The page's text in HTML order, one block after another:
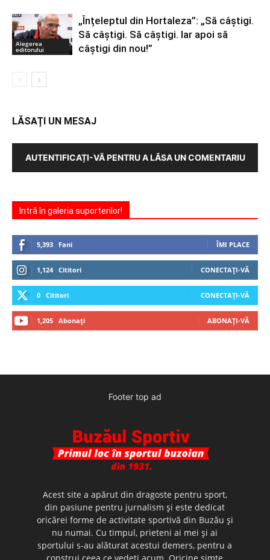
Alegerea
editorului
„Înțeleptul din Hortaleza”: „Să câștigi.
Să câștigi. Să câștigi. Iar apoi să
câștigi din nou!”
LĂSAȚI UN MESAJ
AUTENTIFICAȚI-VĂ PENTRU A LĂSA UN COMENTARIU
Intră în galeria suporterilor!
5,393 Fani ÎMI PLACE
1,124 Cititori CONECTAȚI-VĂ
0 Cititori CONECTAȚI-VĂ
1,205 Abonați ABONAȚI-VĂ
Footer top ad
Acest site a apărut din dragoste pentru sport,
din pasiune pentru jurnalism şi este dedicat
oricărei forme de activitate sportivă din Buzău şi
nu numai. Cu timpul, prieteni ai mei şi ai
sportului s-au alăturat acestui demers, pentru a
construi ceea ce vedeţi acum. Oricine simte